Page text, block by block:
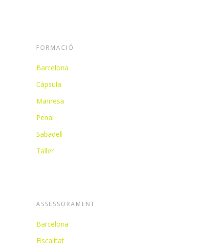
FORMACIÓ
Barcelona
Càpsula
Manresa
Penal
Sabadell
Taller
ASSESSORAMENT
Barcelona
Fiscalitat